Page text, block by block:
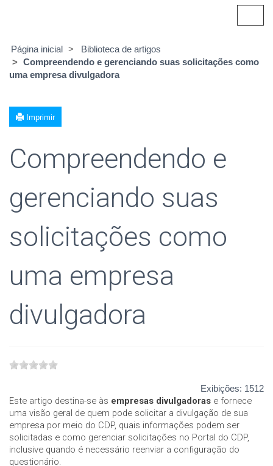
Página inicial
Biblioteca de artigos
Compreendendo e gerenciando suas solicitações como
uma empresa divulgadora
Imprimir
Compreendendo e
gerenciando suas
solicitações como
uma empresa
divulgadora
Exibições: 1512
Este artigo destina-se às empresas divulgadoras e fornece
uma visão geral de quem pode solicitar a divulgação de sua
empresa por meio do CDP, quais informações podem ser
solicitadas e como gerenciar solicitações no Portal do CDP,
inclusive quando é necessário reenviar a configuração do
questionário.